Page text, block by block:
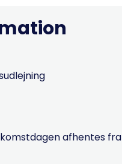
afhentes fra